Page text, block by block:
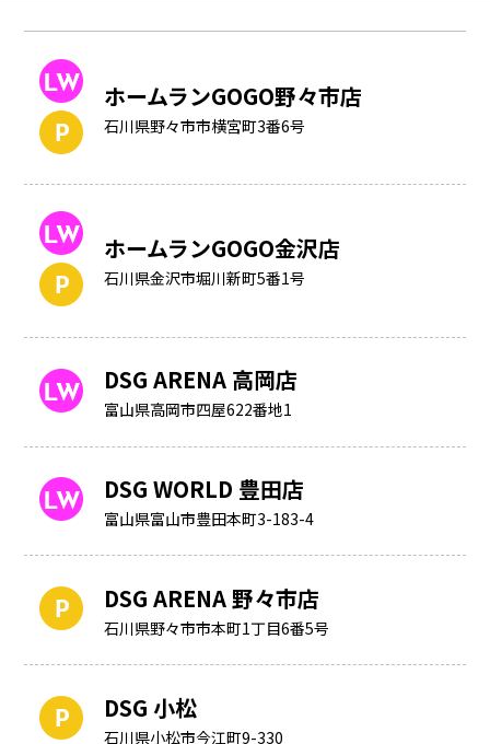
ホームランGOGO野々市店
石川県野々市市横宮町3番6号
ホームランGOGO金沢店
石川県金沢市堀川新町5番1号
DSG ARENA 高岡店
富山県高岡市四屋622番地1
DSG WORLD 豊田店
富山県富山市豊田本町3-183-4
DSG ARENA 野々市店
石川県野々市市本町1丁目6番5号
DSG 小松
石川県小松市今江町9-330